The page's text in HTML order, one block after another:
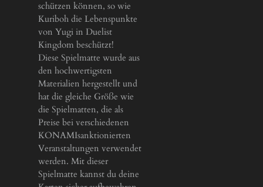
schützen können, so wie
Kuriboh die Lebenspunkte
von Yugi in Duelist
Kingdom beschützt!
Diese Spielmatte wurde aus
den hochwertigsten
Materialien hergestellt und
hat die gleiche Größe wie
die Spielmatten, die als
Preise bei verschiedenen
KONAMIsanktionierten
Veranstaltungen verwendet
werden. Mit dieser
Spielmatte kannst du deine